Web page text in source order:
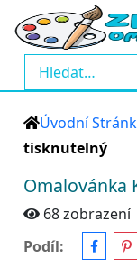
Úvodní
tisknutelný
Omalovánka
68 zobrazení
Podíl: